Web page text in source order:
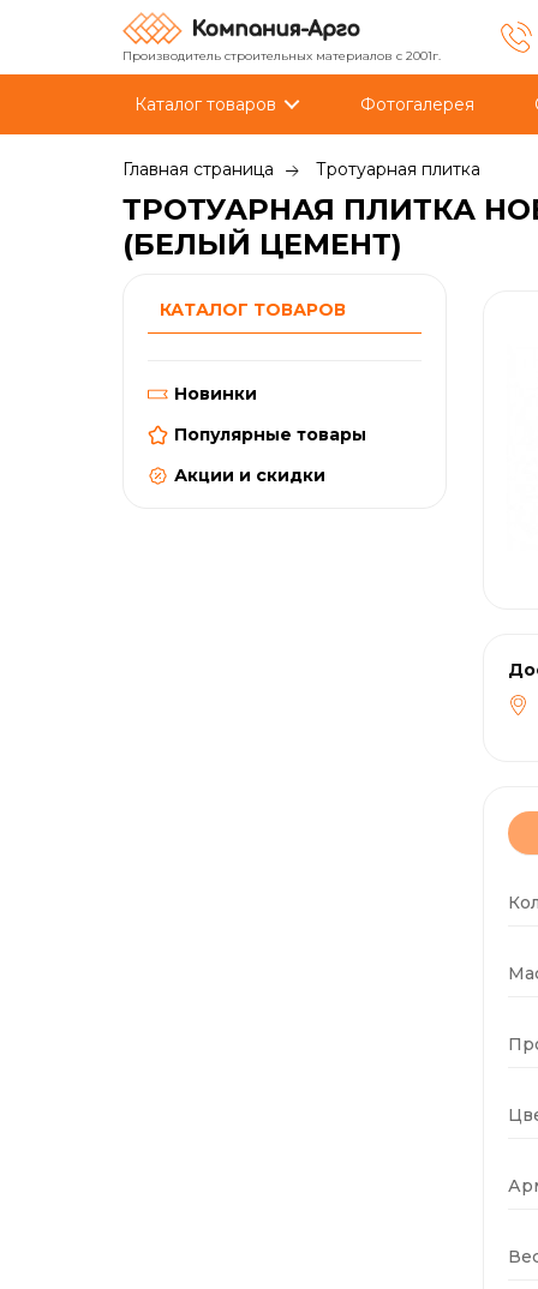
Производитель строительных материалов с 2001г.
Каталог товаров Фотогалерея
Главная страница Тротуарная плитка
ТРОТУАРНАЯ ПЛИТКА
(БЕЛЫЙ ЦЕМЕНТ)
КАТАЛОГ ТОВАРОВ
Новинки
Популярные товары
Акции и скидки